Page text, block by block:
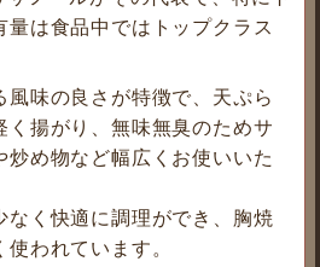
量は食品中ではトップクラス
味の良さが特徴で、天ぷら
く揚がり、無味無臭のためサ
炒め物など幅広くお使いいた
なく快適に調理ができ、胸焼
われています。